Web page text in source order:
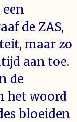
de ZAS,
maar zo
aan toe.
de
het woord
bloeiden